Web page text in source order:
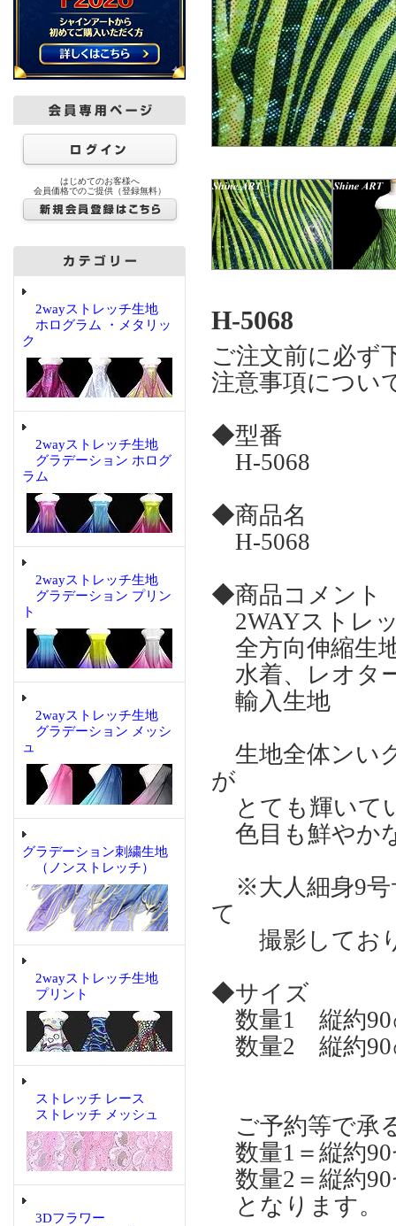
はじめてのお客様へ
会員価格でのご提供（登録無料）
2wayストレッチ生地
ホログラム ・メタリッ
ク
2wayストレッチ生地
グラデーション ホログ
ラム
2wayストレッチ生地
グラデーション プリン
ト
2wayストレッチ生地
グラデーション メッシ
ュ
グラデーション刺繍生地
（ノンストレッチ）
2wayストレッチ生地
プリント
ストレッチ レース
ストレッチ メッシュ
3Dフラワー
H-5068
ご注文前に必ず
注意事項につい
◆型番
H-5068
◆商品名
H-5068
◆商品コメント
2WAYストレ
全方向伸縮生
水着、レオタ
輸入生地
生地全体ンい
が
とても輝いて
色目も鮮やか
※大人細身9号
て
撮影してお
◆サイズ
数量1 縦約
数量2 縦約90
ご予約等で承
数量1＝縦約90
数量2＝縦約90
となります。